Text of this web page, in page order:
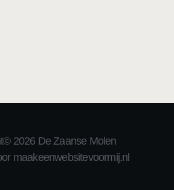
2026 De Zaanse Molen
maakeenwebsitevoormij.nl